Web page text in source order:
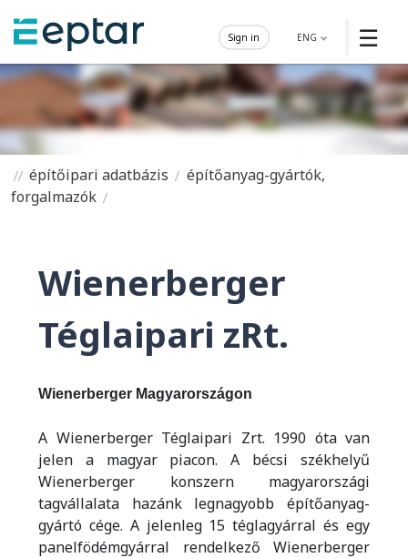
☰
ENG
Sign in
építőipari adatbázis
építőanyag-gyártók,
forgalmazók
Wienerberger
Téglaipari zRt.
Wienerberger Magyarországon
A Wienerberger Téglaipari Zrt. 1990 óta van
jelen a magyar piacon. A bécsi székhelyű
Wienerberger konszern magyarországi
tagvállalata hazánk legnagyobb építőanyag-
gyártó cége. A jelenleg 15 téglagyárral és egy
panelfödémgyárral rendelkező Wienerberger